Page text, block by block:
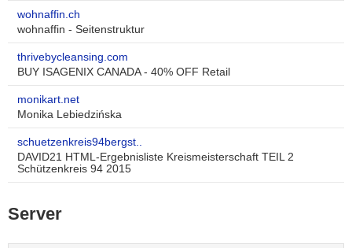
wohnaffin.ch
wohnaffin - Seitenstruktur
thrivebycleansing.com
BUY ISAGENIX CANADA - 40% OFF Retail
monikart.net
Monika Lebiedzińska
schuetzenkreis94bergst..
DAVID21 HTML-Ergebnisliste Kreismeisterschaft TEIL 2
Schützenkreis 94 2015
Server